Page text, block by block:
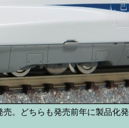
。どちらも発売前年に製品化発